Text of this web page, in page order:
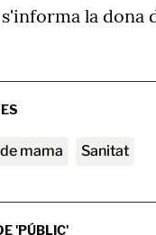
s'informa la dona
de mama sanitat
'PÚBLIC'